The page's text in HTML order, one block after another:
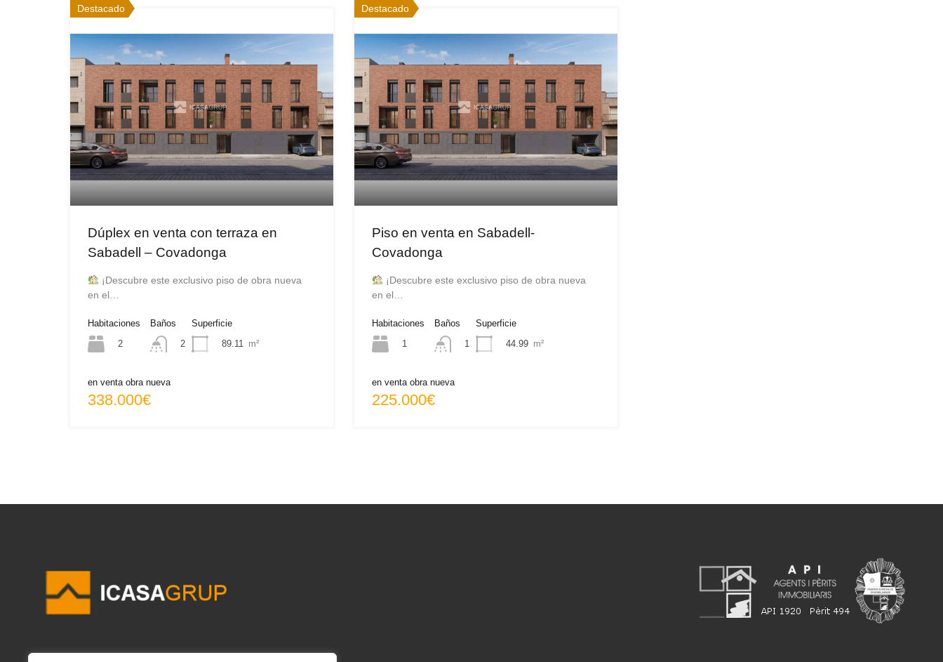
Destacado
Dúplex en venta con terraza en
Sabadell – Covadonga
¡Descubre este exclusivo piso de obra nueva
en el…
Habitaciones
2
Baños
2
Superficie
89.11
m²
en venta obra nueva
338.000€
Destacado
Piso en venta en Sabadell-
Covadonga
¡Descubre este exclusivo piso de obra nueva
en el…
Habitaciones
1
Baños
1
Superficie
44.99 m²
en venta obra nueva
225.000€